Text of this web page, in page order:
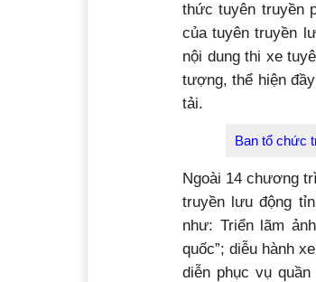
thức tuyên truyền
của tuyên truyền
nội dung thi xe
tượng, thể hiện
tải.
Ban tổ chức
Ngoài 14 chương
truyền lưu động
như: Triển lãm
quốc”; diễu hành
diễn phục vụ